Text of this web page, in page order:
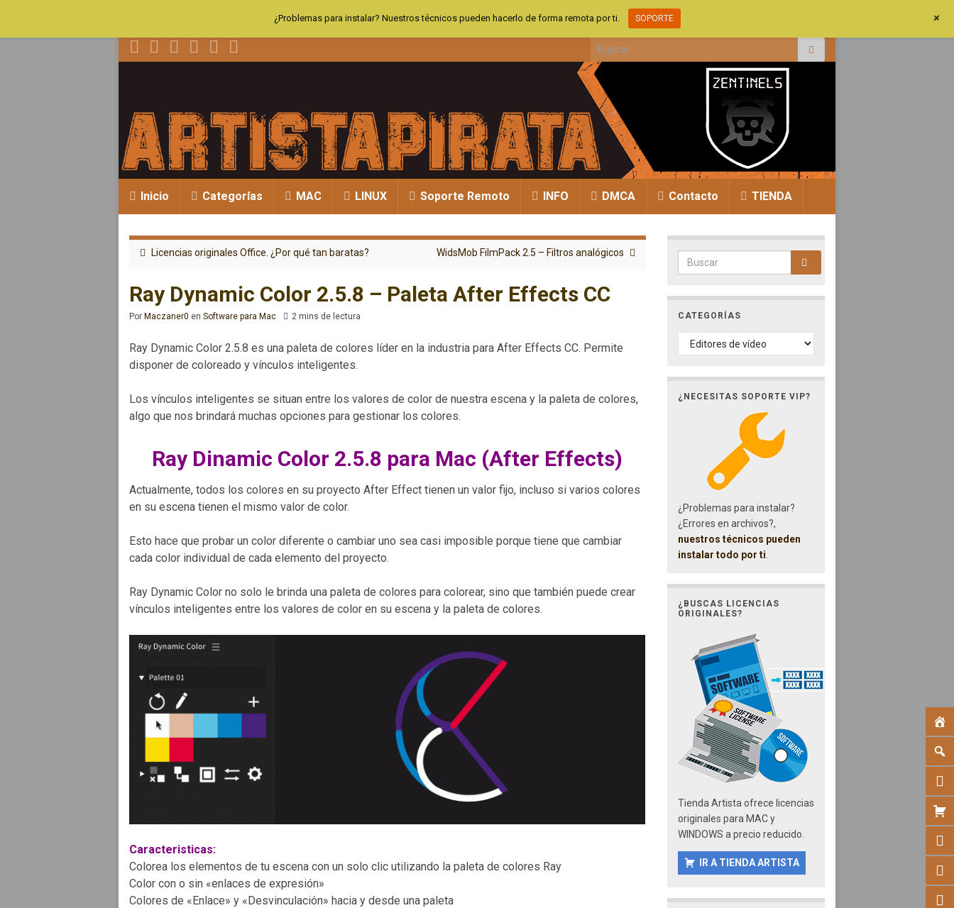
Search for:
Inicio Categorías MAC LINUX Soporte Remoto INFO DMCA Contacto TIENDA
Licencias originales Office. ¿Por qué tan baratas? WidsMob FilmPack 2.5 – Filtros analógicos
Ray Dynamic Color 2.5.8 – Paleta After Effects CC
Por Maczaner0 en Software para Mac 2 mins de lectura
Ray Dynamic Color 2.5.8 es una paleta de colores líder en la industria para After Effects CC. Permite
disponer de coloreado y vínculos inteligentes.
Los vínculos inteligentes se situan entre los valores de color de nuestra escena y la paleta de colores,
algo que nos brindará muchas opciones para gestionar los colores.
Ray Dinamic Color 2.5.8 para Mac (After Effects)
Actualmente, todos los colores en su proyecto After Effect tienen un valor fijo, incluso si varios colores
en su escena tienen el mismo valor de color.
Esto hace que probar un color diferente o cambiar uno sea casi imposible porque tiene que cambiar
cada color individual de cada elemento del proyecto.
Ray Dynamic Color no solo le brinda una paleta de colores para colorear, sino que también puede crear
vínculos inteligentes entre los valores de color en su escena y la paleta de colores.
Caracteristicas:
Colorea los elementos de tu escena con un solo clic utilizando la paleta de colores Ray
Color con o sin «enlaces de expresión»
Colores de «Enlace» y «Desvinculación» hacia y desde una paleta
Search for:
CATEGORÍAS
CATEGORÍAS
¿NECESITAS SOPORTE VIP?
¿Problemas para instalar?
¿Errores en archivos?,
nuestros técnicos pueden
instalar todo por ti
¿BUSCAS LICENCIAS
ORIGINALES?
Tienda Artista ofrece licencias
originales para MAC y
WINDOWS a precio reducido.
IR A TIENDA ARTISTA
¿Problemas para instalar? Nuestros técnicos pueden hacerlo de forma remota por ti. SOPORTE +